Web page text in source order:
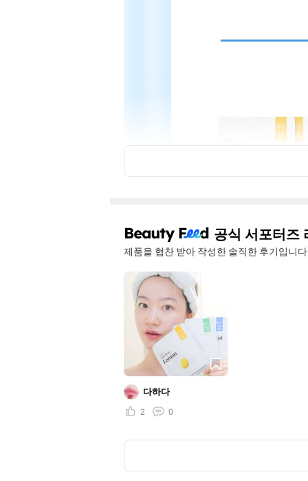
공식 서포터즈
제품을 협찬 받아 작성한 솔직한 후기입니다
다하다
2 0